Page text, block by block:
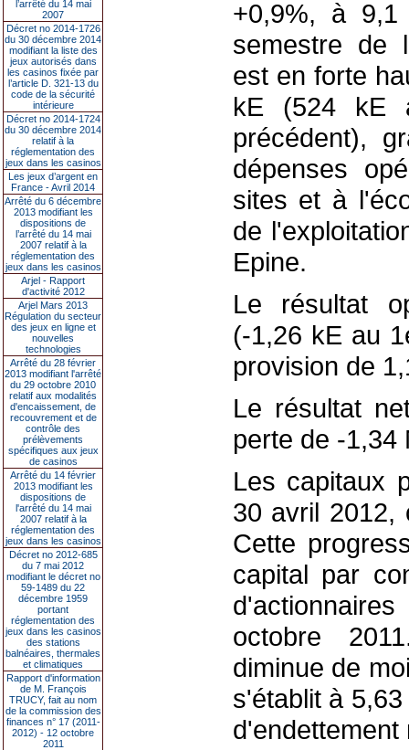
l’arrêté du 14 mai
2007
Décret no 2014-1726
du 30 décembre 2014
modifiant la liste des
jeux autorisés dans
les casinos fixée par
l’article D. 321-13 du
code de la sécurité
intérieure
Décret no 2014-1724
du 30 décembre 2014
relatif à la
réglementation des
jeux dans les casinos
Les jeux d’argent en
France - Avril 2014
Arrêté du 6 décembre
2013 modifiant les
dispositions de
l’arrêté du 14 mai
2007 relatif à la
réglementation des
jeux dans les casinos
Arjel - Rapport
d'activité 2012
Arjel Mars 2013
Régulation du secteur
des jeux en ligne et
nouvelles
technologies
Arrêté du 28 février
2013 modifiant l'arrêté
du 29 octobre 2010
relatif aux modalités
d'encaissement, de
recouvrement et de
contrôle des
prélèvements
spécifiques aux jeux
de casinos
Arrêté du 14 février
2013 modifiant les
dispositions de
l'arrêté du 14 mai
2007 relatif à la
réglementation des
jeux dans les casinos
Décret no 2012-685
du 7 mai 2012
modifiant le décret no
59-1489 du 22
décembre 1959
portant
réglementation des
jeux dans les casinos
des stations
balnéaires, thermales
et climatiques
Rapport d'information
de M. François
TRUCY, fait au nom
de la commission des
finances n° 17 (2011-
2012) - 12 octobre
2011
+0,9%, à
semestre de
est en forte
kE (524 kE
précédent),
dépenses
sites et à
de
Epine.
Le résultat
(-1,26 kE au
provision de
Le résultat
perte de -1,34
Les capitaux
30 avril 2012,
Cette
capital par
octobre
diminue de
s'établit à
d'endettement